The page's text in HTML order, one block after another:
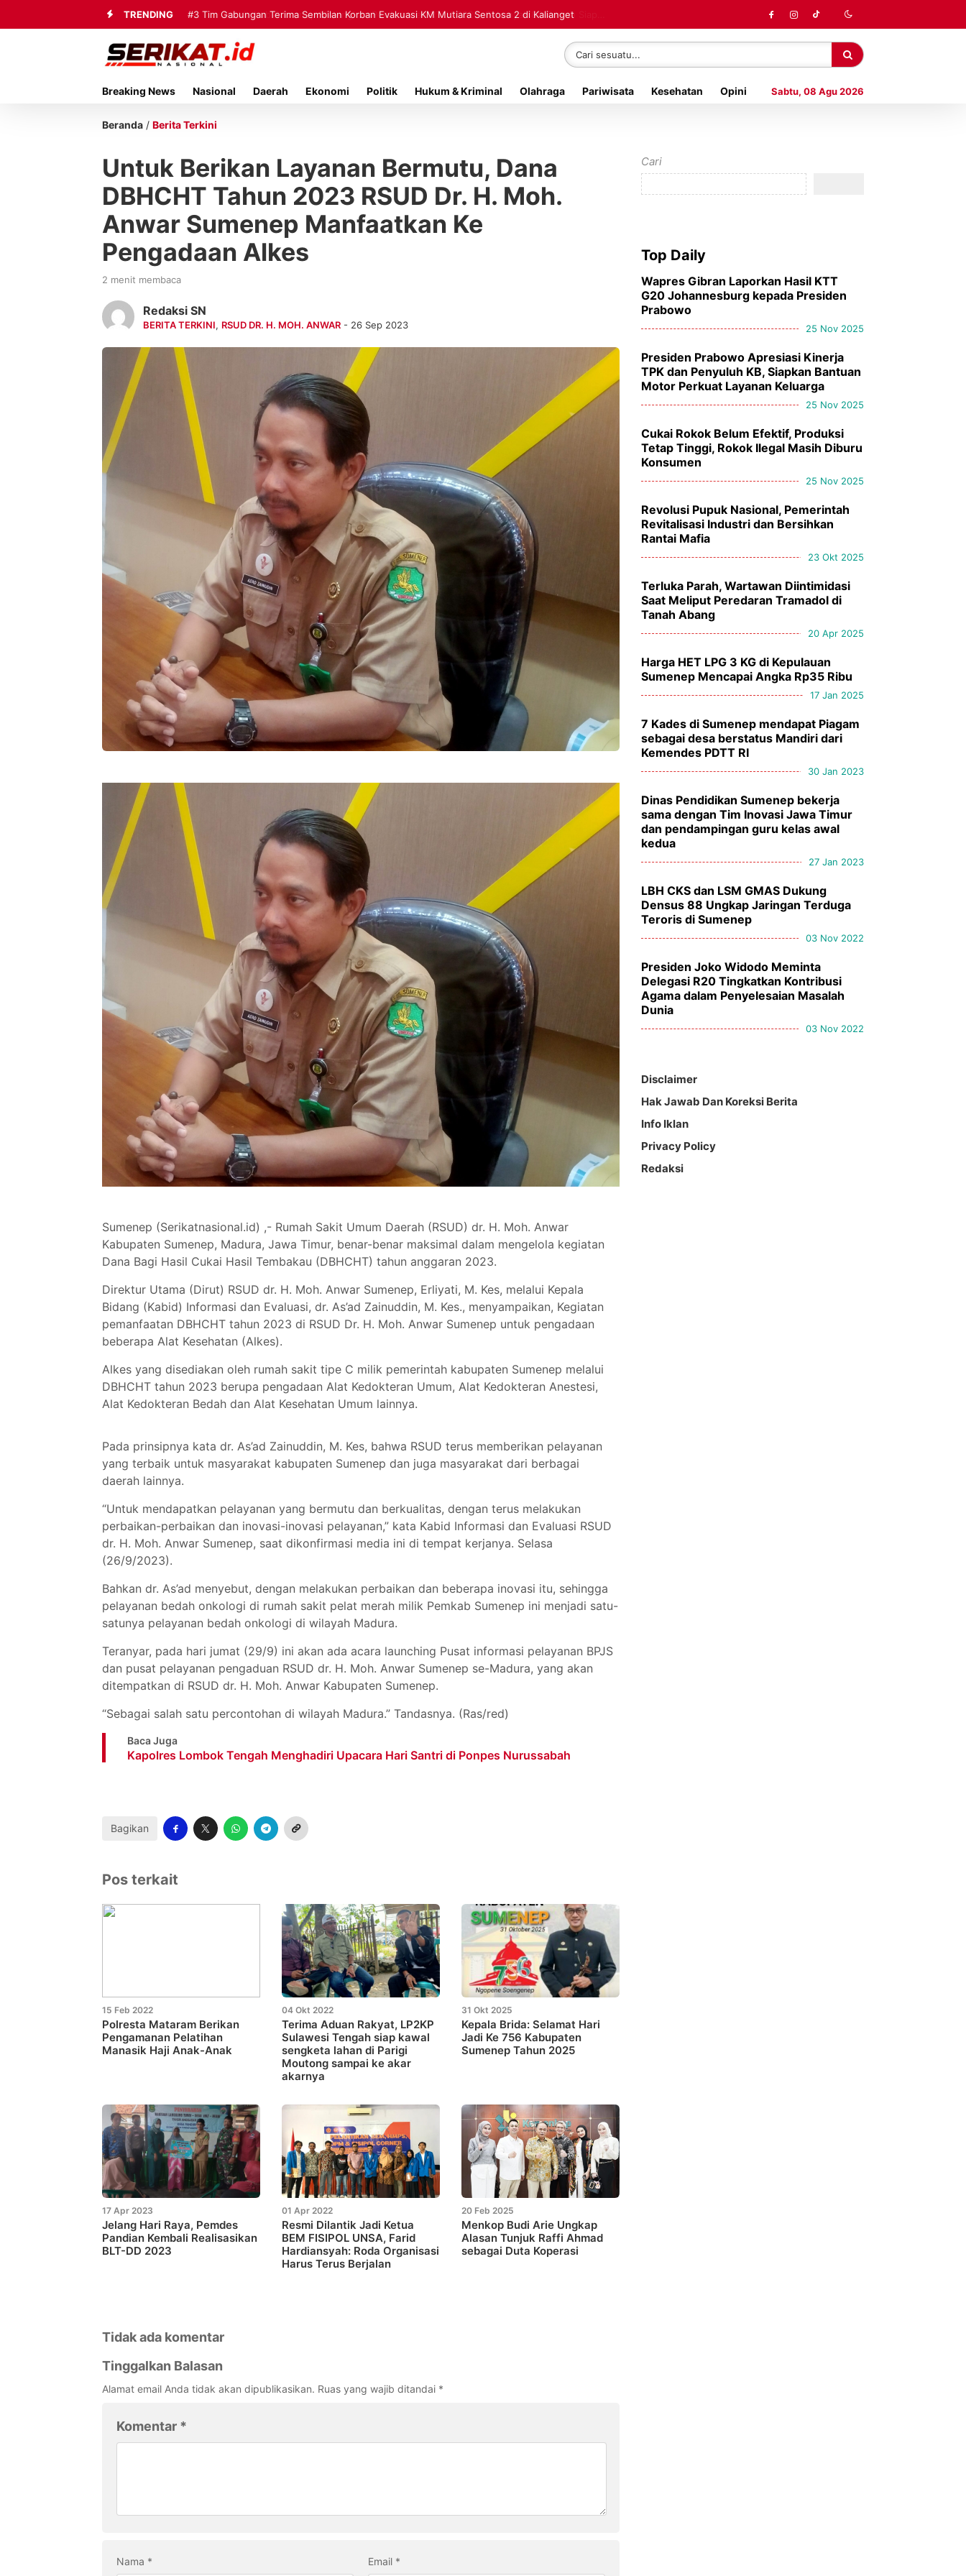
TRENDING #3 Tim Gabungan Terima Sembilan Korban Evakuasi KM Mutiara Sentosa 2 di Kalianget
Breaking News Nasional Daerah Ekonomi Politik Hukum & Kriminal Olahraga Pariwisata Kesehatan Opini Sabtu, 08 Agu 2026
Beranda / Berita Terkini
Untuk Berikan Layanan Bermutu, Dana
DBHCHT Tahun 2023 RSUD Dr. H. Moh.
Anwar Sumenep Manfaatkan Ke
Pengadaan Alkes
2 menit membaca
Redaksi SN
BERITA TERKINI, RSUD DR. H. MOH. ANWAR - 26 Sep 2023
Sumenep (Serikatnasional.id) ,- Rumah Sakit Umum Daerah (RSUD) dr. H. Moh. Anwar
Kabupaten Sumenep, Madura, Jawa Timur, benar-benar maksimal dalam mengelola kegiatan
Dana Bagi Hasil Cukai Hasil Tembakau (DBHCHT) tahun anggaran 2023.
Direktur Utama (Dirut) RSUD dr. H. Moh. Anwar Sumenep, Erliyati, M. Kes, melalui Kepala
Bidang (Kabid) Informasi dan Evaluasi, dr. As’ad Zainuddin, M. Kes., menyampaikan, Kegiatan
pemanfaatan DBHCHT tahun 2023 di RSUD Dr. H. Moh. Anwar Sumenep untuk pengadaan
beberapa Alat Kesehatan (Alkes).
Alkes yang disediakan oleh rumah sakit tipe C milik pemerintah kabupaten Sumenep melalui
DBHCHT tahun 2023 berupa pengadaan Alat Kedokteran Umum, Alat Kedokteran Anestesi,
Alat Kedokteran Bedah dan Alat Kesehatan Umum lainnya.
Pada prinsipnya kata dr. As’ad Zainuddin, M. Kes, bahwa RSUD terus memberikan pelayanan
yang terbaik untuk masyarakat kabupaten Sumenep dan juga masyarakat dari berbagai
daerah lainnya.
“Untuk mendapatkan pelayanan yang bermutu dan berkualitas, dengan terus melakukan
perbaikan-perbaikan dan inovasi-inovasi pelayanan,” kata Kabid Informasi dan Evaluasi RSUD
dr. H. Moh. Anwar Sumenep, saat dikonfirmasi media ini di tempat kerjanya. Selasa
(26/9/2023).
Bahkan dr. As’ad menyebut, dengan melakukan perbaikan dan beberapa inovasi itu, sehingga
pelayanan bedah onkologi di rumah sakit pelat merah milik Pemkab Sumenep ini menjadi satu-
satunya pelayanan bedah onkologi di wilayah Madura.
Teranyar, pada hari jumat (29/9) ini akan ada acara launching Pusat informasi pelayanan BPJS
dan pusat pelayanan pengaduan RSUD dr. H. Moh. Anwar Sumenep se-Madura, yang akan
ditempatkan di RSUD dr. H. Moh. Anwar Kabupaten Sumenep.
“Sebagai salah satu percontohan di wilayah Madura.” Tandasnya. (Ras/red)
Baca Juga
Kapolres Lombok Tengah Menghadiri Upacara Hari Santri di Ponpes Nurussabah
Bagikan
Pos terkait
15 Feb 2022
Polresta Mataram Berikan
Pengamanan Pelatihan
Manasik Haji Anak-Anak
04 Okt 2022
Terima Aduan Rakyat, LP2KP
Sulawesi Tengah siap kawal
sengketa lahan di Parigi
Moutong sampai ke akar
akarnya
31 Okt 2025
Kepala Brida: Selamat Hari
Jadi Ke 756 Kabupaten
Sumenep Tahun 2025
17 Apr 2023
Jelang Hari Raya, Pemdes
Pandian Kembali Realisasikan
BLT-DD 2023
01 Apr 2022
Resmi Dilantik Jadi Ketua
BEM FISIPOL UNSA, Farid
Hardiansyah: Roda Organisasi
Harus Terus Berjalan
20 Feb 2025
Menkop Budi Arie Ungkap
Alasan Tunjuk Raffi Ahmad
sebagai Duta Koperasi
Tidak ada komentar
Tinggalkan Balasan
Alamat email Anda tidak akan dipublikasikan. Ruas yang wajib ditandai *
Komentar *
Nama * Email *
Cari
Top Daily
Wapres Gibran Laporkan Hasil KTT
G20 Johannesburg kepada Presiden
Prabowo
25 Nov 2025
Presiden Prabowo Apresiasi Kinerja
TPK dan Penyuluh KB, Siapkan Bantuan
Motor Perkuat Layanan Keluarga
25 Nov 2025
Cukai Rokok Belum Efektif, Produksi
Tetap Tinggi, Rokok Ilegal Masih Diburu
Konsumen
25 Nov 2025
Revolusi Pupuk Nasional, Pemerintah
Revitalisasi Industri dan Bersihkan
Rantai Mafia
23 Okt 2025
Terluka Parah, Wartawan Diintimidasi
Saat Meliput Peredaran Tramadol di
Tanah Abang
20 Apr 2025
Harga HET LPG 3 KG di Kepulauan
Sumenep Mencapai Angka Rp35 Ribu
17 Jan 2025
7 Kades di Sumenep mendapat Piagam
sebagai desa berstatus Mandiri dari
Kemendes PDTT RI
30 Jan 2023
Dinas Pendidikan Sumenep bekerja
sama dengan Tim Inovasi Jawa Timur
dan pendampingan guru kelas awal
kedua
27 Jan 2023
LBH CKS dan LSM GMAS Dukung
Densus 88 Ungkap Jaringan Terduga
Teroris di Sumenep
03 Nov 2022
Presiden Joko Widodo Meminta
Delegasi R20 Tingkatkan Kontribusi
Agama dalam Penyelesaian Masalah
Dunia
03 Nov 2022
Disclaimer
Hak Jawab Dan Koreksi Berita
Info Iklan
Privacy Policy
Redaksi